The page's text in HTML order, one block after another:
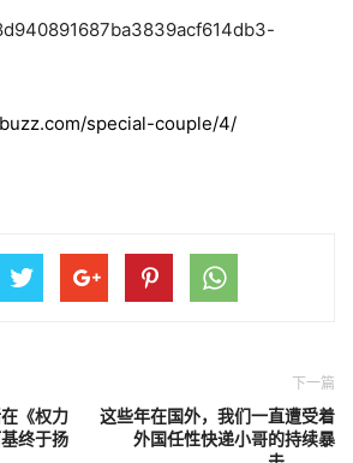
special-couple/4/
《权力
终于扬
下一篇
这些年在国外，我们一直遭受着
外国任性快递小哥的持续暴